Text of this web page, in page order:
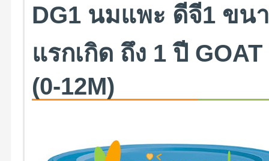
DG1 นมแพะ ดีจี1 ขน
แรกเกิด ถึง 1 ปี
(0-12M)